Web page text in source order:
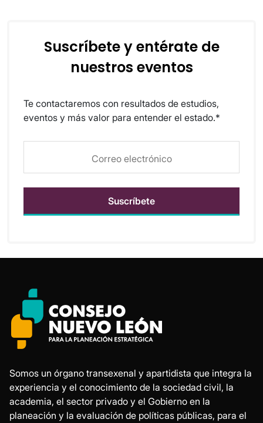
Suscríbete y entérate de
nuestros eventos
Te contactaremos con resultados de estudios,
eventos y más valor para entender el estado.*
Somos un órgano transexenal y apartidista que integra la
experiencia y el conocimiento de la sociedad civil, la
academia, el sector privado y el Gobierno en la
planeación y la evaluación de políticas públicas, para el